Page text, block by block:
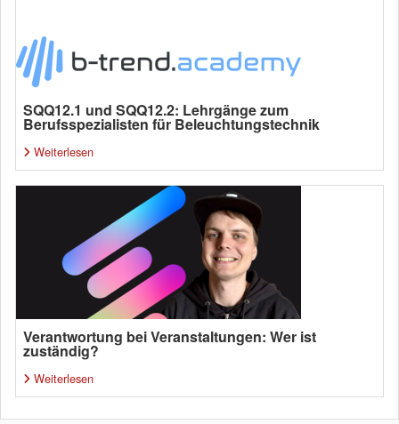
SQQ12.1 und SQQ12.2: Lehrgänge zum
Berufsspezialisten für Beleuchtungstechnik
Weiterlesen
Verantwortung bei Veranstaltungen: Wer ist
zuständig?
Weiterlesen